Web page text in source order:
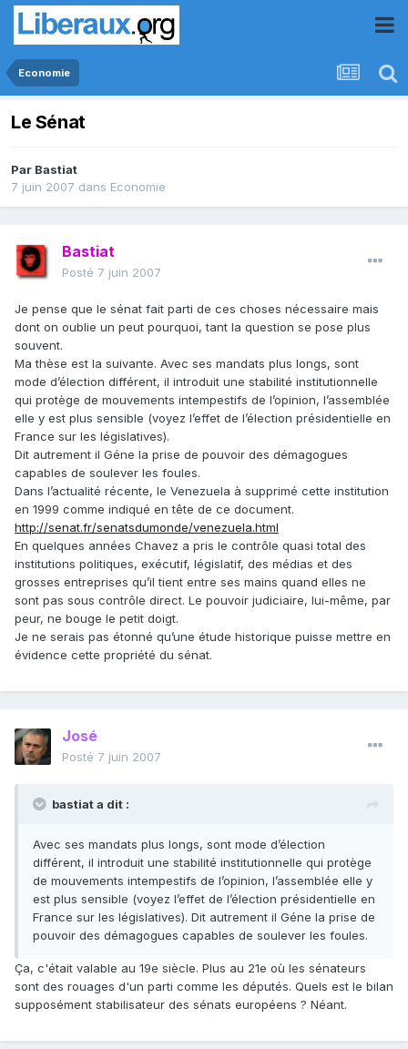
Economie
Le Sénat
Par Bastiat
7 juin 2007 dans Economie
Bastiat
Posté 7 juin 2007
Je pense que le sénat fait parti de ces choses nécessaire mais
dont on oublie un peut pourquoi, tant la question se pose plus
souvent.
Ma thèse est la suivante. Avec ses mandats plus longs, sont
mode d’élection différent, il introduit une stabilité institutionnelle
qui protège de mouvements intempestifs de l’opinion, l’assemblée
elle y est plus sensible (voyez l’effet de l’élection présidentielle en
France sur les législatives).
Dit autrement il Géne la prise de pouvoir des démagogues
capables de soulever les foules.
Dans l’actualité récente, le Venezuela à supprimé cette institution
en 1999 comme indiqué en tête de ce document.
http://senat.fr/senatsdumonde/venezuela.html
En quelques années Chavez a pris le contrôle quasi total des
institutions politiques, exécutif, législatif, des médias et des
grosses entreprises qu’il tient entre ses mains quand elles ne
sont pas sous contrôle direct. Le pouvoir judiciaire, lui-même, par
peur, ne bouge le petit doigt.
Je ne serais pas étonné qu’une étude historique puisse mettre en
évidence cette propriété du sénat.
José
Posté 7 juin 2007
bastiat a dit :
Avec ses mandats plus longs, sont mode d’élection
différent, il introduit une stabilité institutionnelle qui protège
de mouvements intempestifs de l’opinion, l’assemblée elle y
est plus sensible (voyez l’effet de l’élection présidentielle en
France sur les législatives). Dit autrement il Géne la prise de
pouvoir des démagogues capables de soulever les foules.
Ça, c'était valable au 19e siècle. Plus au 21e où les sénateurs
sont des rouages d'un parti comme les députés. Quels est le bilan
supposément stabilisateur des sénats européens ? Néant.